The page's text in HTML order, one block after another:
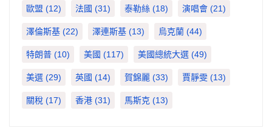
歐盟 (12) 法國 (31) 泰勒絲 (18) 演唱會 (21)
澤倫斯基 (22) 澤連斯基 (13) 烏克蘭 (44)
特朗普 (10) 美國 (117) 美國總統大選 (49)
美選 (29) 英國 (14) 賀錦麗 (33) 賈靜雯 (13)
關稅 (17) 香港 (31) 馬斯克 (13)